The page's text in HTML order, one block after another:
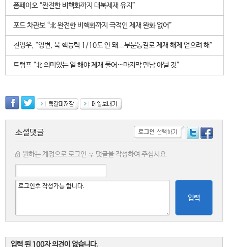
폼페이오 “완전한 비핵화까지 대북제재 유지”
포드 차관보 “北 완전한 비핵화까지 극적인 제재 완화 없어”
천영우, “영변, 북 핵능력 1/10도 안 돼...부분동결로 제재 해제 얻으려 해”
트럼프 “北 의미있는 일 해야 제재 풀어…마지막 만남 아닐 것”
소셜댓글
원하는 계정으로 로그인 후 댓글을 작성하여 주십시요.
입력
입력 된 100자 의견이 없습니다.